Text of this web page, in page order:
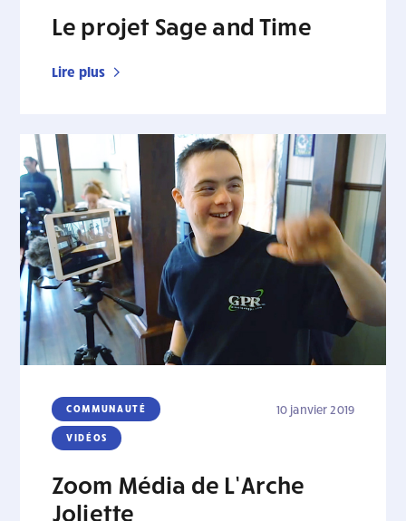
Le projet Sage and Time
Lire plus
COMMUNAUTÉ
VIDÉOS
10 janvier 2019
Zoom Média de L’Arche
Joliette